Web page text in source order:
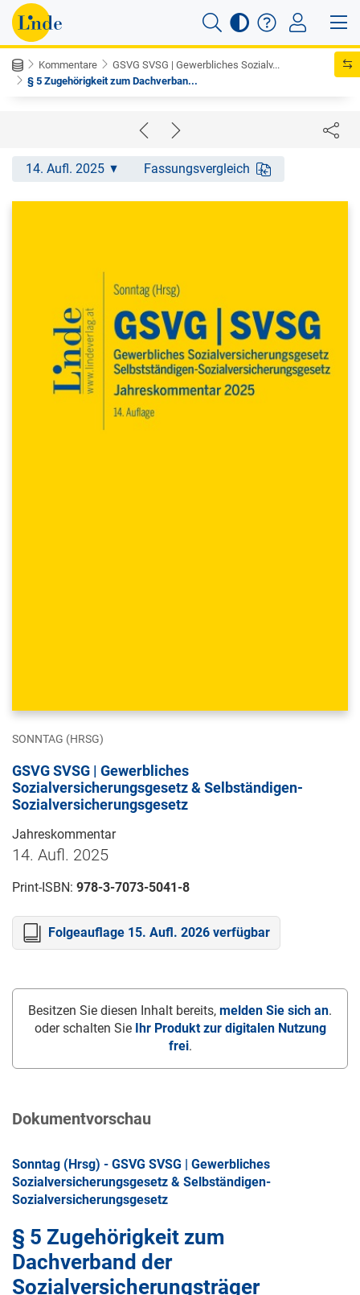
Kommentare
GSVG SVSG | Gewerbliches Sozialv...
§ 5 Zugehörigkeit zum Dachverban...
14. Aufl. 2025 Fassungsvergleich
SONNTAG (HRSG)
GSVG SVSG | Gewerbliches
Sozialversicherungsgesetz & Selbständigen-
Sozialversicherungsgesetz
Jahreskommentar
14. Aufl. 2025
Print-ISBN: 978-3-7073-5041-8
Folgeauflage 15. Aufl. 2026 verfügbar
Besitzen Sie diesen Inhalt bereits, melden Sie sich an.
oder schalten Sie
Ihr Produkt zur digitalen Nutzung
frei.
Dokumentvorschau
Sonntag (Hrsg) - GSVG SVSG | Gewerbliches
Sozialversicherungsgesetz & Selbständigen-
Sozialversicherungsgesetz
§ 5 Zugehörigkeit zum
Dachverband der
Sozialversicherungsträger